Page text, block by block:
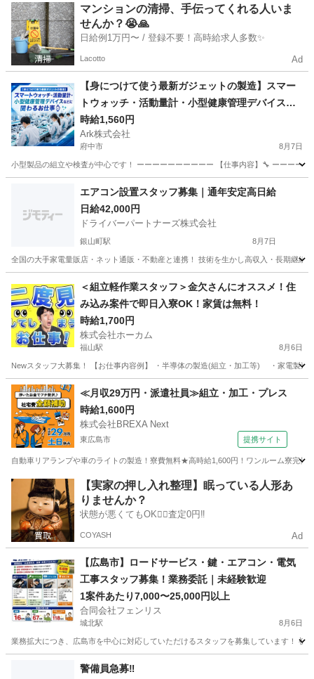
広島 広島市 広島駅 仕分け ライン
マンションの清掃、手伝ってくれる人いま
せんか？😭🙏
日給例1万円〜 / 登録不要！高時給求人多数✨
Lacotto Ad
【身につけて使う最新ガジェットの製造】スマー
トウォッチ・活動量計・小型健康管理デバイスな
どに関わるお仕事⌚✨
時給1,560円
Ark株式会社
府中市 8月7日
小型製品の組立や検査が中心です！ ーーーーーーーーーー 【仕事内容】🔧 ーーーー
スマートウォッチ
エアコン設置スタッフ募集｜通年安定高日給
日給42,000円
ドライバーパートナーズ株式会社
銀山町駅 8月7日
全国の大手家電量販店・ネット通販・不動産と連携！ 技術を生かし高収入・長期継
銀山町駅 軽作業 スタッフ
＜組立軽作業スタッフ＞金欠さんにオススメ！住
み込み案件で即日入寮OK！家賃は無料！
時給1,700円
株式会社ホーカム
福山駅 8月6日
Newスタッフ大募集！ 【お仕事内容例】 ・半導体の製造(組立・加工等) ・家電製
広島 福山市 福山駅 工場 スタッフ
≪月収29万円・派遣社員≫組立・加工・プレス
時給1,600円
株式会社BREXA Next
東広島市 提携サイト
自動車リアランプや車のライトの製造！寮費無料★高時給1,600円！ワンルーム寮完
広島 東広島市 その他
【実家の押し入れ整理】眠っている人形あ
りませんか？
状態が悪くてもOK🙆‍♀️査定0円‼️
COYASH Ad
【広島市】ロードサービス・鍵・エアコン・電気
工事スタッフ募集！業務委託｜未経験歓迎
1案件あたり7,000〜25,000円以上
合同会社フェンリス
城北駅 8月6日
業務拡大につき、広島市を中心に対応していただけるスタッフを募集しています！
城北駅
警備員急募‼️